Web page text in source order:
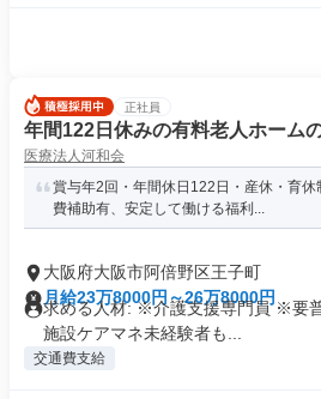
正社員
年間122日休みの有料老人ホー
医療法人河和会
賞与年2回・年間休日122日・産休・育
費補助有、安定して働ける福利...
大阪府大阪市阿倍野区王子町
月給23万8000円～26万8000円
求める人材: ※介護支援専門員 ※要
施設ケアマネ未経験者も...
交通費支給